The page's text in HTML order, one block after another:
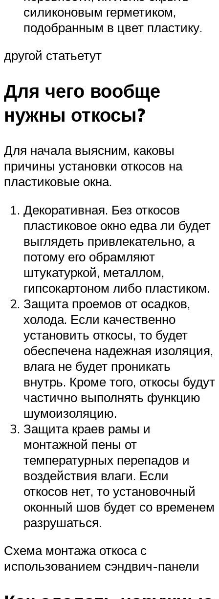
силиконовым герметиком,
подобранным в цвет пластику.
другой статьетут
Для чего вообще
нужны откосы?
Для начала выясним, каковы
причины установки откосов на
пластиковые окна.
Декоративная. Без откосов
пластиковое окно едва ли будет
выглядеть привлекательно, а
потому его обрамляют
штукатуркой, металлом,
гипсокартоном либо пластиком.
Защита проемов от осадков,
холода. Если качественно
установить откосы, то будет
обеспечена надежная изоляция,
влага не будет проникать
внутрь. Кроме того, откосы будут
частично выполнять функцию
шумоизоляцию.
Защита краев рамы и
монтажной пены от
температурных перепадов и
воздействия влаги. Если
откосов нет, то установочный
оконный шов будет со временем
разрушаться.
Схема монтажа откоса с
использованием сэндвич-панели